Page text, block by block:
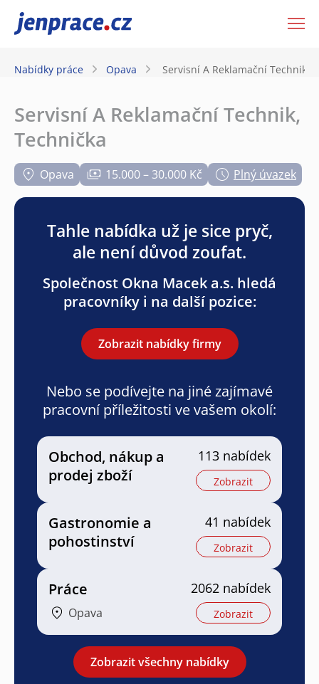
JenPráce.cz
Nabídky práce Opava Servisní A Reklamační Technik,
Servisní A Reklamační Technik,
Technička
Opava 15.000 – 30.000 Kč Plný úvazek
Tahle nabídka už je sice pryč,
ale není důvod zoufat.
Společnost Okna Macek a.s. hledá
pracovníky i na další pozice:
Zobrazit nabídky firmy
Nebo se podívejte na jiné zajímavé
pracovní příležitosti ve vašem okolí:
Obchod, nákup a
prodej zboží
113 nabídek
Zobrazit
Gastronomie a
pohostinství
41 nabídek
Zobrazit
Práce
Opava
2062 nabídek
Zobrazit
Zobrazit všechny nabídky